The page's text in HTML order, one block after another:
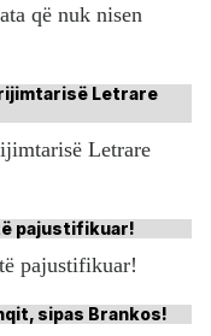
që nuk nisen
Letrare
pajustifikuar!